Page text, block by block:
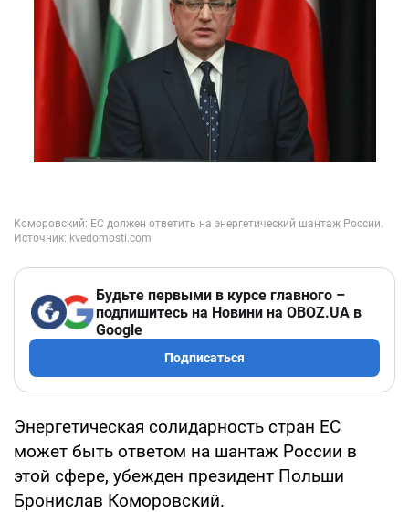
Будьте первыми в курсе главного –
подпишитесь на Новини на OBOZ.UA в
Google
Подписаться
Энергетическая солидарность стран ЕС
может быть ответом на шантаж России в
этой сфере, убежден президент Польши
Бронислав Коморовский.